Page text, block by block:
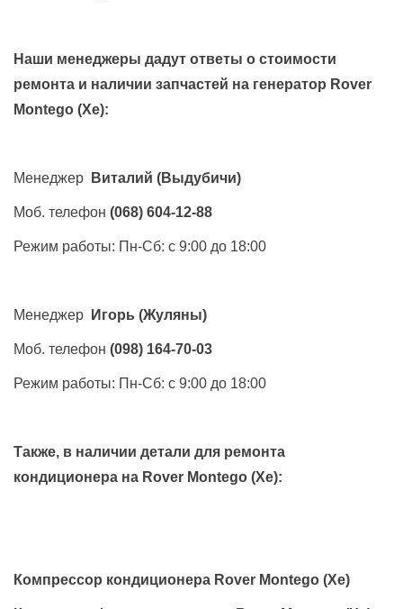
Наши менеджеры дадут ответы о стоимости
ремонта и наличии запчастей на генератор Rover
Montego (Xe):
Менеджер Виталий (Выдубичи)
Моб. телефон (068) 604-12-88
Режим работы: Пн-Сб: с 9:00 до 18:00
Менеджер Игорь (Жуляны)
Моб. телефон (098) 164-70-03
Режим работы: Пн-Сб: с 9:00 до 18:00
Также, в наличии детали для ремонта
кондиционера на Rover Montego (Xe):
Компрессор кондиционера Rover Montego (Xe)